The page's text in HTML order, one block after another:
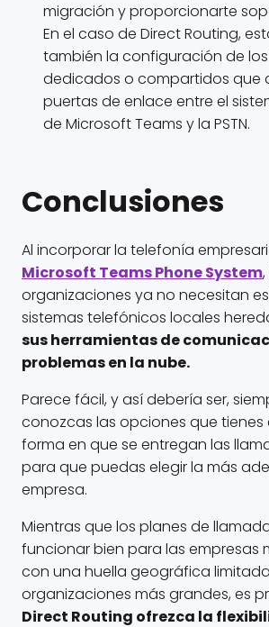
migración y proporcionarte
En el caso de Direct Routing,
también la configuración de los
dedicados o compartidos que
puertas de enlace entre el
de Microsoft Teams y la PSTN.
Conclusiones
Al incorporar la telefonía
Microsoft Teams Phone System
organizaciones ya no necesitan
sistemas telefónicos locales
sus herramientas de
problemas en la nube.
Parece fácil, y así debería ser,
conozcas las opciones que
forma en que se entregan las
para que puedas elegir la más
empresa.
Mientras que los planes de
funcionar bien para las empresas
con una huella geográfica
organizaciones más grandes, es
Direct Routing ofrezca la